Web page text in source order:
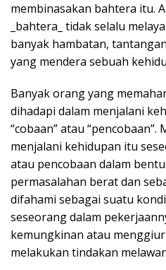
membinasakan bahtera itu.
_bahtera_ tidak selalu
banyak hambatan,
yang mendera sebuah
Banyak orang yang
dihadapi dalam menjalani
“cobaan” atau “pencobaan”.
menjalani kehidupan itu
atau pencobaan dalam
permasalahan berat dan
difahami sebagai suatu
seseorang dalam
kemungkinan atau
melakukan tindakan